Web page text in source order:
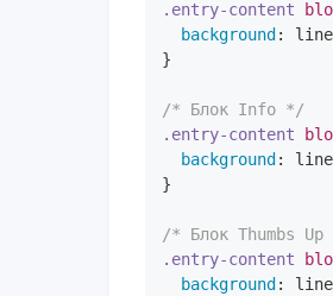
.entry-content
background :
}
/* Блок Info */
.entry-content
background :
}
/* Блок Thumbs
.entry-content
background :